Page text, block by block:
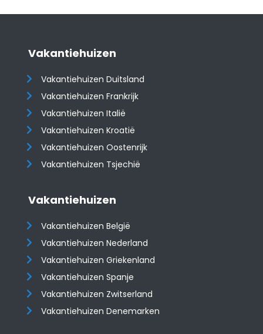
Vakantiehuizen
Vakantiehuizen Duitsland
Vakantiehuizen Frankrijk
Vakantiehuizen Italië
Vakantiehuizen Kroatië
​​​​​​​Vakantiehuizen Oostenrijk
Vakantiehuizen Tsjechië
Vakantiehuizen
Vakantiehuizen België
Vakantiehuizen Nederland
Vakantiehuizen Griekenland
Vakantiehuizen Spanje
​​​​​​​Vakantiehuizen Zwitserland
Vakantiehuizen Denemarken